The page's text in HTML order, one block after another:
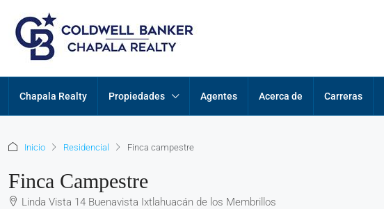
Chapala Realty Propiedades Agentes Acerca de Carreras
Inicio Residencial Finca campestre
Finca Campestre
Linda Vista 14 Buenavista Ixtlahuacán de los Membrillos